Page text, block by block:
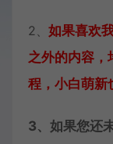
2、 如果喜欢
之外的内容，
程，小白萌新
3、如果您还